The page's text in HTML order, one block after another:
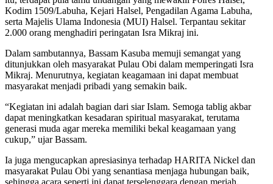
Kodim 1509/Labuha, Kejari Halsel, Pengadilan Agama Labuha,
serta Majelis Ulama Indonesia (MUI) Halsel. Terpantau sekitar
2.000 orang menghadiri peringatan Isra Mikraj ini.
Dalam sambutannya, Bassam Kasuba memuji semangat yang
ditunjukkan oleh masyarakat Pulau Obi dalam memperingati Isra
Mikraj. Menurutnya, kegiatan keagamaan ini dapat membuat
masyarakat menjadi pribadi yang semakin baik.
“Kegiatan ini adalah bagian dari siar Islam. Semoga tablig akbar
dapat meningkatkan kesadaran spiritual masyarakat, terutama
generasi muda agar mereka memiliki bekal keagamaan yang
cukup,” ujar Bassam.
Ia juga mengucapkan apresiasinya terhadap HARITA Nickel dan
masyarakat Pulau Obi yang senantiasa menjaga hubungan baik,
sehingga acara seperti ini dapat terselenggara dengan meriah.